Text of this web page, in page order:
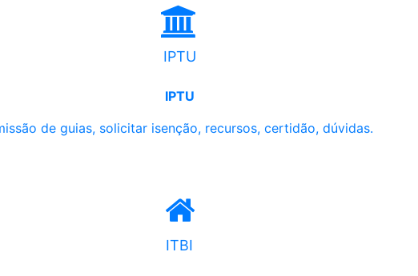
IPTU
IPTU
de guias, solicitar isenção, recursos, certidão, dúvidas.
ITBI